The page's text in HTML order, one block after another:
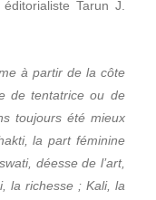
Tarun J.
à partir de la côte
de tentatrice ou de
toujours été mieux
la part féminine
déesse de l’art,
la richesse ; Kali, la